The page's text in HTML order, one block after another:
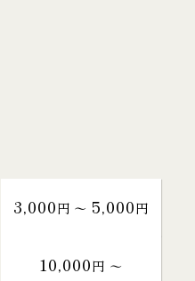
3,000円 〜 5,000円
10,000円 〜